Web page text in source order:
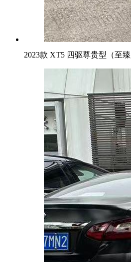
2023款 XT5 四驱尊贵型（至